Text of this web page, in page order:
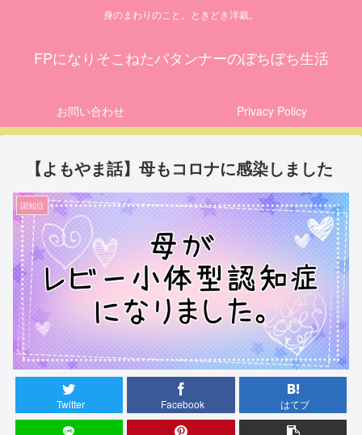
身のまわりのこと。ときどき洋裁。
FPになりそこねたパタンナーのぼちぼち生活
お問い合わせ Privacy Policy
【よもやま話】母もコロナに感染しました
認知症
Twitter Facebook はてブ